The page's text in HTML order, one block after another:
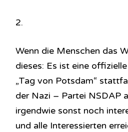
2.
Wenn die Menschen das
dieses: Es ist eine
„Tag von Potsdam“
der Nazi – Partei NSDAP
irgendwie sonst noch
und alle Interessierten